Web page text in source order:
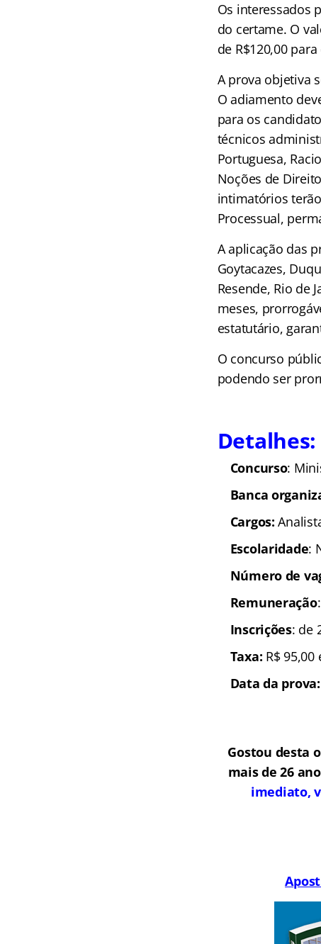
Os interessados
do certame. O
de R$120,00
A prova objetiva
O adiamento
para os
técnicos
Portuguesa,
Noções de
intimatórios
Processual,
A aplicação das
Goytacazes,
Resende, Rio de
meses,
estatutário,
O concurso
podendo ser
Detalhes:
Concurso:
Banca
Cargos:
Escolaridade:
Número de
Remuneração
Inscrições: de
Taxa: R$ 95,00
Data da prova:
Gostou desta
mais de 26
imediato,